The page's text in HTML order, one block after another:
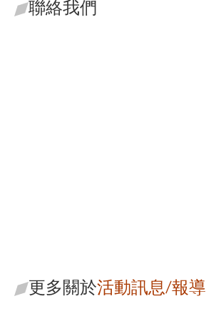
聯絡我們
更多關於活動訊息/報導